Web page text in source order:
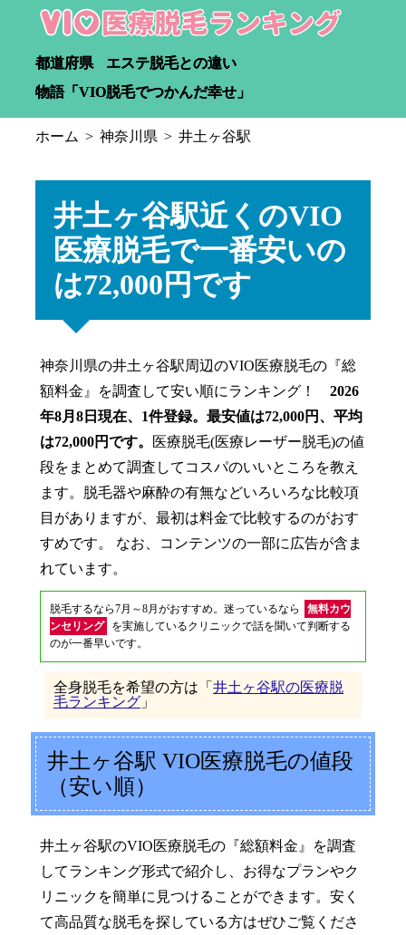
都道府県
エステ脱毛との違い
物語「VIO脱毛でつかんだ幸せ」
ホーム 神奈川県 井土ヶ谷駅
井土ヶ谷駅近くのVIO
医療脱毛で一番安いの
は72,000円です
神奈川県の井土ヶ谷駅周辺のVIO医療脱毛の『総
額料金』を調査して安い順にランキング！ 2026
年8月8日現在、1件登録。最安値は72,000円、平均
は72,000円です。
医療脱毛(医療レーザー脱毛)の値
段をまとめて調査してコスパのいいところを教え
ます。脱毛器や麻酔の有無などいろいろな比較項
目がありますが、最初は料金で比較するのがおす
すめです。 なお、コンテンツの一部に広告が含ま
れています。
脱毛するなら7月～8月がおすすめ。迷っているなら
無料カウ
ンセリング
を実施しているクリニックで話を聞いて判断する
のが一番早いです。
全身脱毛を希望の方は「 井土ヶ谷駅の医療脱
毛ランキング 」
井土ヶ谷駅 VIO医療脱毛の値段
（安い順）
井土ヶ谷駅のVIO医療脱毛の『総額料金』を調査
してランキング形式で紹介し、お得なプランやク
リニックを簡単に見つけることができます。安く
て高品質な脱毛を探している方はぜひご覧くださ